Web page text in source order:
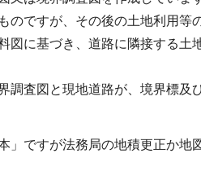
ですが、その後の土地利用
図に基づき、道路に隣接する
査図と現地道路が、境界標及
」ですが法務局の地積更正か